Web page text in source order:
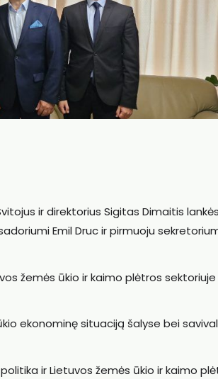
ir direktorius Sigitas Dimaitis
Emil Druc ir pirmuoju
žemės ūkio ir kaimo plėtros sektoriuje
ekonominę situaciją šalyse bei
ir Lietuvos žemės ūkio ir kaimo